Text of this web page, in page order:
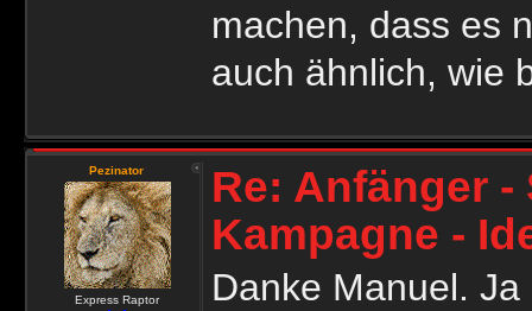
machen, dass es
auch ähnlich, wie
Pezinator
Express Raptor
Re: Anfänger
Kampagne -
Danke Manuel.